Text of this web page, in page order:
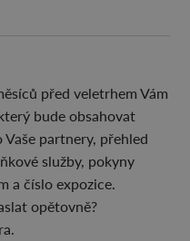
před veletrhem Vám
bude obsahovat
partnery, přehled
služby, pokyny
a číslo expozice.
opětovně?